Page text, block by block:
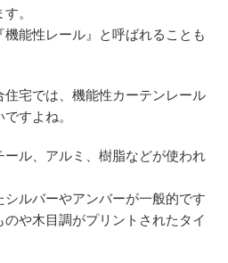
。
能性レール』と呼ばれることも
住宅では、機能性カーテンレール
すよね。
ル、アルミ、樹脂などが使われ
シルバーやアンバーが一般的です
や木目調がプリントされたタイ